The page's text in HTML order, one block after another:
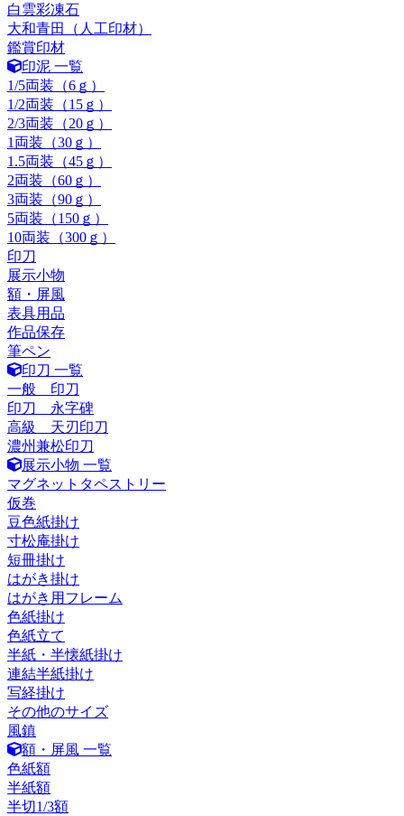
白雲彩凍石
大和青田（人工印材）
鑑賞印材
印泥 一覧
1/5両装（6ｇ）
1/2両装（15ｇ）
2/3両装（20ｇ）
1両装（30ｇ）
1.5両装（45ｇ）
2両装（60ｇ）
3両装（90ｇ）
5両装（150ｇ）
10両装（300ｇ）
印刀
展示小物
額・屏風
表具用品
作品保存
筆ペン
印刀 一覧
一般 印刀
印刀 永字碑
高級 天刃印刀
濃州兼松印刀
展示小物 一覧
マグネットタペストリー
仮巻
豆色紙掛け
寸松庵掛け
短冊掛け
はがき掛け
はがき用フレーム
色紙掛け
色紙立て
半紙・半懐紙掛け
連結半紙掛け
写経掛け
その他のサイズ
風鎮
額・屏風 一覧
色紙額
半紙額
半切1/3額